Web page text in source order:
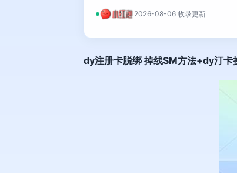
2026-08-06 收录更新
dy注册卡脱绑 掉线SM方法+dy汀卡